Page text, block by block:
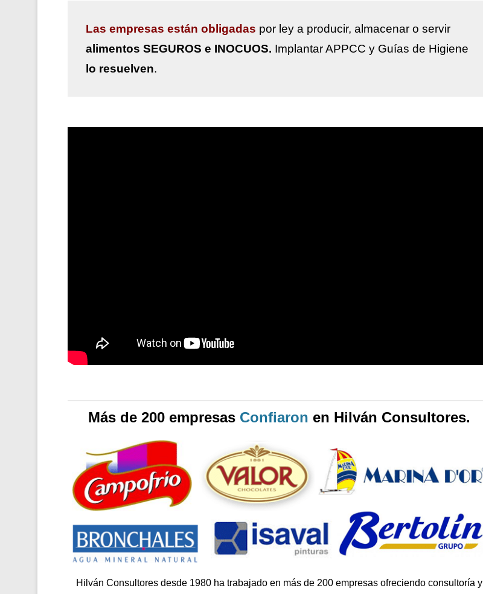
Las empresas están obligadas por ley a producir, almacenar o servir
alimentos SEGUROS e INOCUOS. ImplantarAPPCC y Guías de Higiene
lo resuelven.
Más de 200 empresas Confiaron en Hilván Consultores.
Hilván Consultores desde 1980 ha trabajado en más de 200 empresas ofreciendo consultoría y